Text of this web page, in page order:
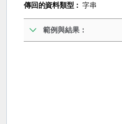
傳回的資料類型： 字串
範例與結果：